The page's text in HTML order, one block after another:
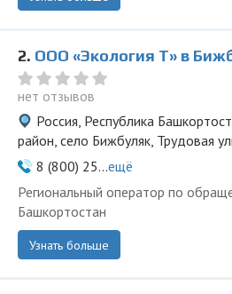
2. ООО «Экология Т» в
нет отзывов
Россия, Республика
район, село Бижбуляк, Трудовая
8 (800) 25...ещё
Региональный оператор по
Башкортостан
Узнать больше